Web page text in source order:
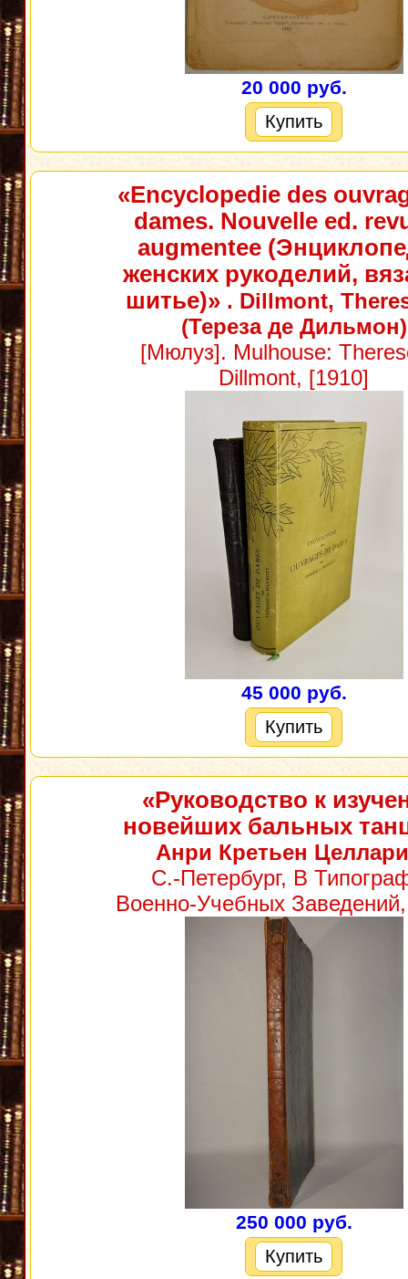
20 000 руб.
Купить
«Encyclopedie des
dames. Nouvelle ed.
augmentee
женских рукоделий,
шитье)» . Dillmont,
(Тереза де Дильмон)
[Мюлуз]. Mulhouse:
Dillmont, [1910]
45 000 руб.
Купить
«Руководство к
новейших бальных
Анри Кретьен
С.-Петербург, В
Военно-Учебных Заведений,
250 000 руб.
Купить